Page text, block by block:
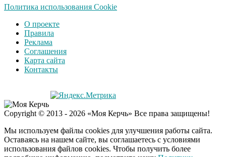
Ролик длится
смеяться вы будете
Королева вагона
отожгла! Видео не
оставит равнодушным
Политика использования Cookie
О проекте
Правила
Реклама
Соглашения
Карта сайта
Контакты
Copyright © 2013 - 2026 «Моя Керчь» Все права защищены!
Мы используем файлы cookies для улучшения работы сайта.
Оставаясь на нашем сайте, вы соглашаетесь с условиями
использования файлов cookies. Чтобы получить более